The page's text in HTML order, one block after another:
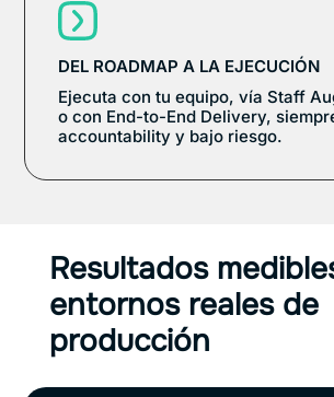
DEL ROADMAP A LA EJECUCIÓN
Ejecuta con tu equipo, vía Staff
o con End-to-End Delivery,
accountability y bajo riesgo.
Resultados
entornos reales de
producción